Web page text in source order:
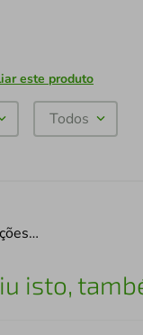
este produto
Todos
isto,